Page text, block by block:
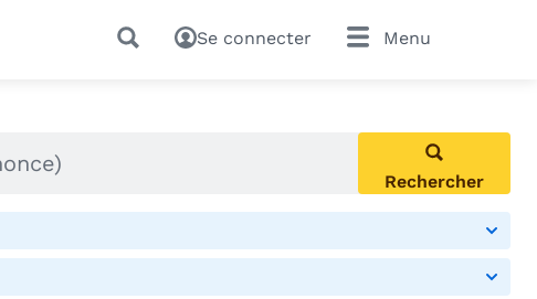
Se connecter Menu
Rechercher